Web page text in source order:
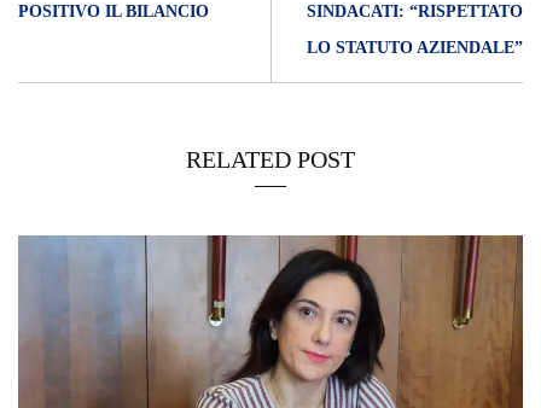
POSITIVO IL BILANCIO
SINDACATI: “RISPETTATO
LO STATUTO AZIENDALE”
RELATED POST